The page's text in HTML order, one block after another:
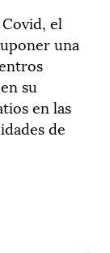
el
una
su
en las
de